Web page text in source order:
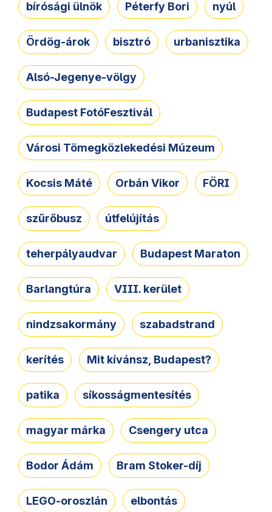
bírósági ülnök Péterfy Bori nyúl
Ördög-árok bisztró urbanisztika
Alsó-Jegenye-völgy
Budapest FotóFesztivál
Városi Tömegközlekedési Múzeum
Kocsis Máté Orbán Vikor FÖRI
szűrőbusz útfelújítás
teherpályaudvar Budapest Maraton
Barlangtúra VIII. kerület
nindzsakormány szabadstrand
kerítés Mit kívánsz, Budapest?
patika síkosságmentesítés
magyar márka Csengery utca
Bodor Ádám Bram Stoker-díj
LEGO-oroszlán elbontás